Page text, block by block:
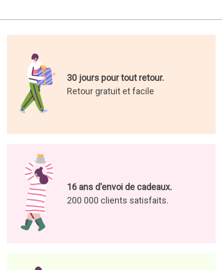
30 jours pour tout retour.
Retour gratuit et facile
16 ans d'envoi de cadeaux.
200 000 clients satisfaits.